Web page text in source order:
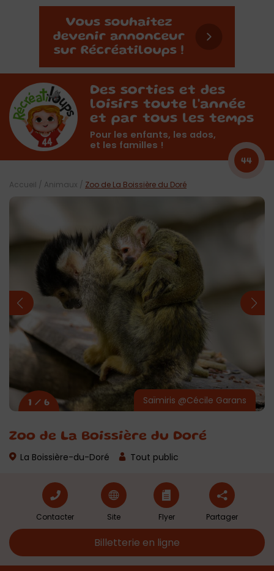
Des sorties et des
loisirs toute l'année
et par tous les temps
Pour les enfants, les ados,
et les familles !
44
Zoo de La Boissière du Doré
La Boissière-du-Doré Tout public
Saïmiris @Cécile Garans
1 / 6
Accueil / Animaux / Zoo de La Boissière du Doré
Contacter Site Flyer Partager
Billetterie en ligne